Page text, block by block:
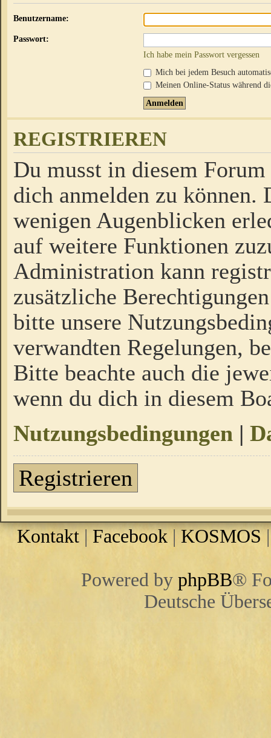
Benutzername:
Passwort:
Ich habe mein Passwort vergessen
Mich bei jedem Besuch
Meinen Online-Status während
REGISTRIEREN
Du musst in diesem
dich anmelden zu
wenigen Augenblicken
auf weitere Funktionen
Administration kann
zusätzliche
bitte unsere
verwandten Regelungen,
Bitte beachte auch die
wenn du dich in diesem
Nutzungsbedingungen |
Registrieren
Kontakt | Facebook |KOSMOS
Powered by phpBB®
Deutsche